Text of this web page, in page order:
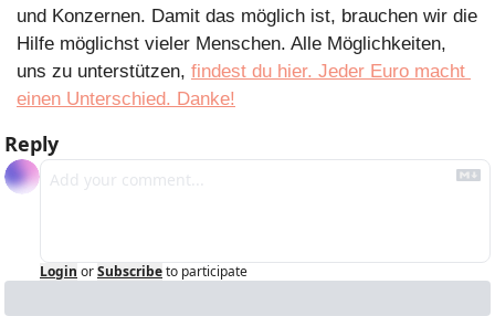
und Konzernen. Damit das möglich ist, brauchen wir die
Hilfe möglichst vieler Menschen. Alle Möglichkeiten,
uns zu unterstützen, findest du hier. Jeder Euro macht
einen Unterschied. Danke!
Reply
Login orSubscribeto participate